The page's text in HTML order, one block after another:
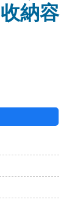
納容